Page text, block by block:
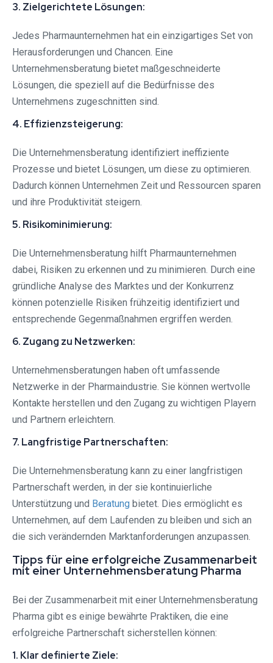
3. Zielgerichtete Lösungen:
Jedes Pharmaunternehmen hat ein einzigartiges Set von
Herausforderungen und Chancen. Eine
Unternehmensberatung bietet maßgeschneiderte
Lösungen, die speziell auf die Bedürfnisse des
Unternehmens zugeschnitten sind.
4. Effizienzsteigerung:
Die Unternehmensberatung identifiziert ineffiziente
Prozesse und bietet Lösungen, um diese zu optimieren.
Dadurch können Unternehmen Zeit und Ressourcen sparen
und ihre Produktivität steigern.
5. Risikominimierung:
Die Unternehmensberatung hilft Pharmaunternehmen
dabei, Risiken zu erkennen und zu minimieren. Durch eine
gründliche Analyse des Marktes und der Konkurrenz
können potenzielle Risiken frühzeitig identifiziert und
entsprechende Gegenmaßnahmen ergriffen werden.
6. Zugang zu Netzwerken:
Unternehmensberatungen haben oft umfassende
Netzwerke in der Pharmaindustrie. Sie können wertvolle
Kontakte herstellen und den Zugang zu wichtigen Playern
und Partnern erleichtern.
7. Langfristige Partnerschaften:
Die Unternehmensberatung kann zu einer langfristigen
Partnerschaft werden, in der sie kontinuierliche
Unterstützung und Beratung bietet. Dies ermöglicht es
Unternehmen, auf dem Laufenden zu bleiben und sich an
die sich verändernden Marktanforderungen anzupassen.
Tipps für eine erfolgreiche Zusammenarbeit
mit einer Unternehmensberatung Pharma
Bei der Zusammenarbeit mit einer Unternehmensberatung
Pharma gibt es einige bewährte Praktiken, die eine
erfolgreiche Partnerschaft sicherstellen können:
1. Klar definierte Ziele: